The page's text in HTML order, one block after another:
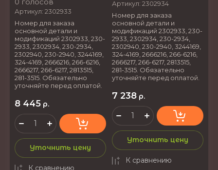
Артикул: 2302933
Номер для заказа
основной детали и
модификаций 2302933, 230-
2933, 2302934, 230-2934,
2302940, 230-2940, 3244169,
324-4169, 2666216, 266-6216,
2666217, 266-6217, 2813515,
281-3515. Обязательно
уточняйте перед оплатой.
8 445 р.
Уточнить цену
К сравнению
Артикул: 2302934
Номер для заказа
основной детали и
модификаций 2302933, 230-
2933, 2302934, 230-2934,
2302940, 230-2940, 3244169,
324-4169, 2666216, 266-6216,
2666217, 266-6217, 2813515,
281-3515. Обязательно
уточняйте перед оплатой.
7 238 р.
Уточнить цену
К сравнению